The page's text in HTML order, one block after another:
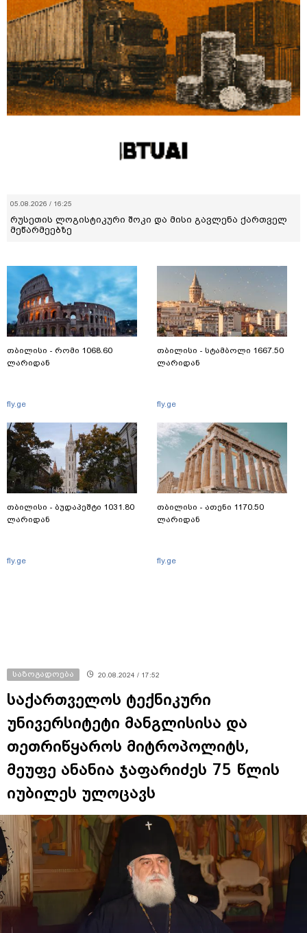
05.08.2026 / 16:25
რუსეთის ლოგისტიკური შოკი და მისი გავლენა ქართველ
მეწარმეებზე
თბილისი - რომი 1068.60
ლარიდან
fly.ge
თბილისი - ბუდაპეშტი 1031.80
ლარიდან
fly.ge
თბილისი - სტამბოლი 1667.50
ლარიდან
fly.ge
თბილისი - ათენი 1170.50
ლარიდან
fly.ge
საზოგადოება 20.08.2024 / 17:52
საქართველოს ტექნიკური
უნივერსიტეტი მანგლისისა და
თეთრიწყაროს მიტროპოლიტს,
მეუფე ანანია ჯაფარიძეს 75 წლის
იუბილეს ულოცავს